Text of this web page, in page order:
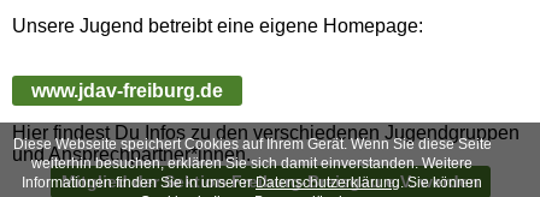
Diese Webseite speichert Cookies auf Ihrem Gerät. Wenn Sie diese Seite
weiterhin besuchen, erklären Sie sich damit einverstanden. Weitere
Informationen finden Sie in unsererDatenschutzerklärung. Sie können
Unsere Jugend betreibt eine eigene Homepage:
www.jdav-freiburg.de
Hier findest Du Infos zu den verschiedenen Jugendgruppen
und Ansprechpartner*innen.
Mitglied der Sektion Freiburg-Breisgau e.V. werden